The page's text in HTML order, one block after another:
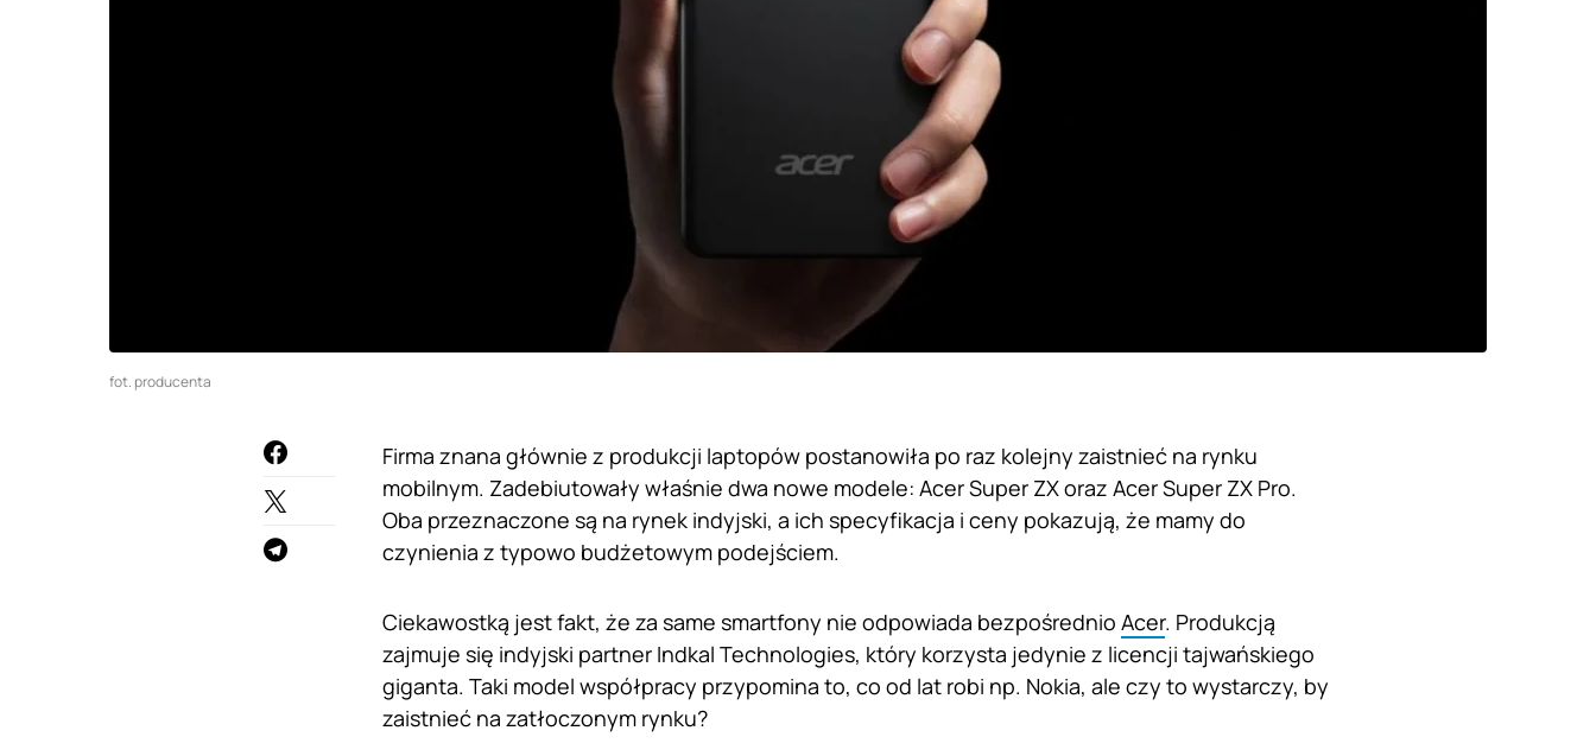
fot. producenta
Firma znana głównie z produkcji laptopów postanowiła po raz kolejny zaistnieć na rynku
mobilnym. Zadebiutowały właśnie dwa nowe modele: Acer Super ZX oraz Acer Super ZX Pro.
Oba przeznaczone są na rynek indyjski, a ich specyfikacja i ceny pokazują, że mamy do
czynienia z typowo budżetowym podejściem.
Ciekawostką jest fakt, że za same smartfony nie odpowiada bezpośrednio Acer. Produkcją
zajmuje się indyjski partner Indkal Technologies, który korzysta jedynie z licencji tajwańskiego
giganta. Taki model współpracy przypomina to, co od lat robi np. Nokia, ale czy to wystarczy, by
zaistnieć na zatłoczonym rynku?